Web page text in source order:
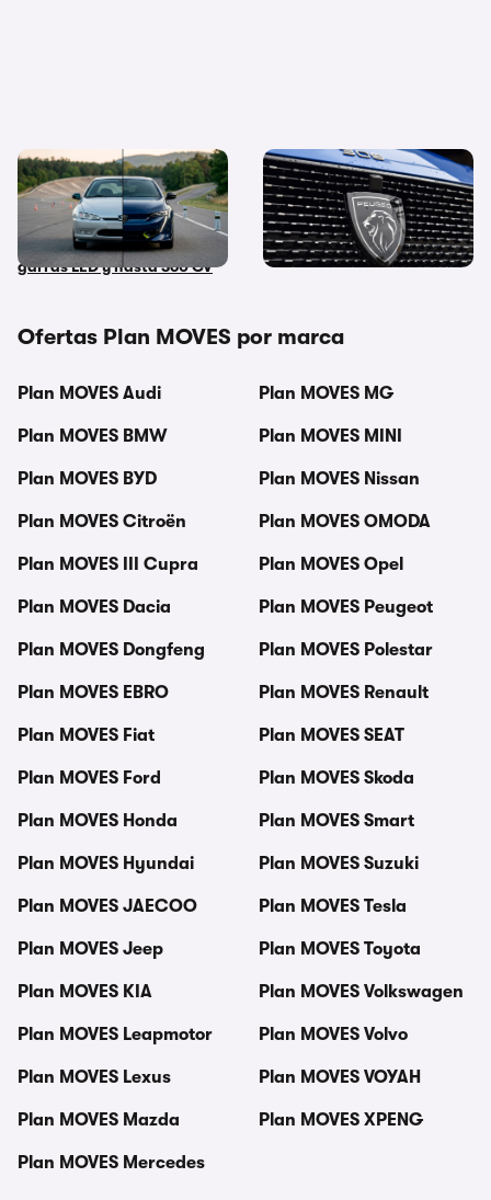
¡Vuelve el “Ferrari de los
pobres”! Resucitamos el
Peugeot 406 Coupé con
garras LED y hasta 360 CV
Peugeot jubila el Puretech:
así es el nuevo motor Turbo
100 para los 208 y 2008
Ofertas Plan MOVES por marca
Plan MOVES Audi
Plan MOVES BMW
Plan MOVES BYD
Plan MOVES Citroën
Plan MOVES III Cupra
Plan MOVES Dacia
Plan MOVES Dongfeng
Plan MOVES EBRO
Plan MOVES Fiat
Plan MOVES Ford
Plan MOVES Honda
Plan MOVES Hyundai
Plan MOVES JAECOO
Plan MOVES Jeep
Plan MOVES KIA
Plan MOVES Leapmotor
Plan MOVES Lexus
Plan MOVES Mazda
Plan MOVES Mercedes
Plan MOVES MG
Plan MOVES MINI
Plan MOVES Nissan
Plan MOVES OMODA
Plan MOVES Opel
Plan MOVES Peugeot
Plan MOVES Polestar
Plan MOVES Renault
Plan MOVES SEAT
Plan MOVES Skoda
Plan MOVES Smart
Plan MOVES Suzuki
Plan MOVES Tesla
Plan MOVES Toyota
Plan MOVES Volkswagen
Plan MOVES Volvo
Plan MOVES VOYAH
Plan MOVES XPENG